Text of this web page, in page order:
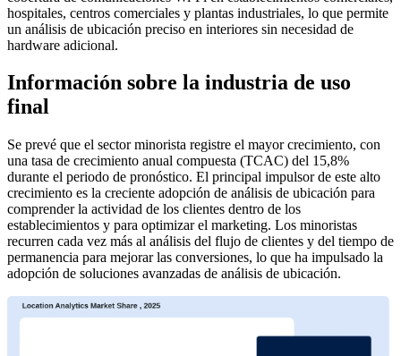
hospitales, centros comerciales y plantas industriales, lo que permite
un análisis de ubicación preciso en interiores sin necesidad de
hardware adicional.
Información sobre la industria de uso
final
Se prevé que el sector minorista registre el mayor crecimiento, con
una tasa de crecimiento anual compuesta (TCAC) del 15,8%
durante el periodo de pronóstico. El principal impulsor de este alto
crecimiento es la creciente adopción de análisis de ubicación para
comprender la actividad de los clientes dentro de los
establecimientos y para optimizar el marketing. Los minoristas
recurren cada vez más al análisis del flujo de clientes y del tiempo de
permanencia para mejorar las conversiones, lo que ha impulsado la
adopción de soluciones avanzadas de análisis de ubicación.